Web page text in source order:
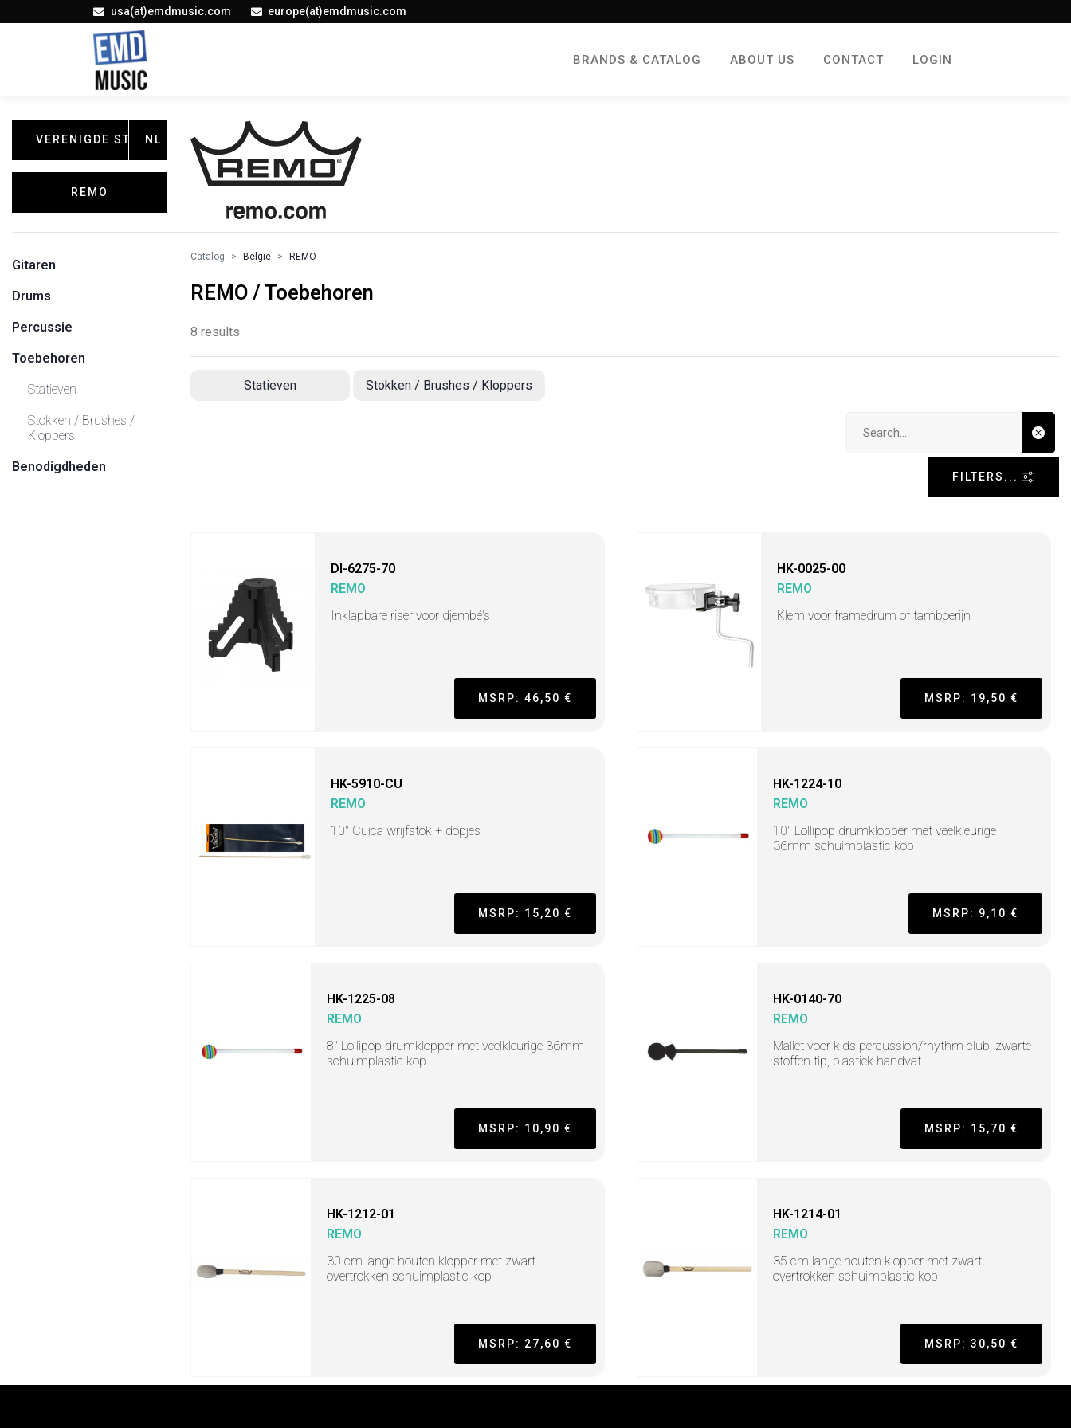
usa(at)emdmusic.com europe(at)emdmusic.com
BRANDS & CATALOG ABOUT US CONTACT LOGIN
VERENIGDE STATEN
NL
REMO
Gitaren
Drums
Percussie
Toebehoren
Statieven
Stokken / Brushes /
Kloppers
Benodigdheden
Catalog Belgie REMO
REMO / Toebehoren
8 results
Statieven Stokken / Brushes / Kloppers
FILTERS...
DI-6275-70
REMO
Inklapbare riser voor djembé's
MSRP: 46,50 €
HK-0025-00
REMO
Klem voor framedrum of tamboerijn
MSRP: 19,50 €
HK-5910-CU
REMO
10" Cuica wrijfstok + dopjes
MSRP: 15,20 €
HK-1224-10
REMO
10" Lollipop drumklopper met veelkleurige
36mm schuimplastic kop
MSRP: 9,10 €
HK-1225-08
REMO
8" Lollipop drumklopper met veelkleurige 36mm
schuimplastic kop
MSRP: 10,90 €
HK-0140-70
REMO
Mallet voor kids percussion/rhythm club, zwarte
stoffen tip, plastiek handvat
MSRP: 15,70 €
HK-1212-01
REMO
30 cm lange houten klopper met zwart
overtrokken schuimplastic kop
MSRP: 27,60 €
HK-1214-01
REMO
35 cm lange houten klopper met zwart
overtrokken schuimplastic kop
MSRP: 30,50 €